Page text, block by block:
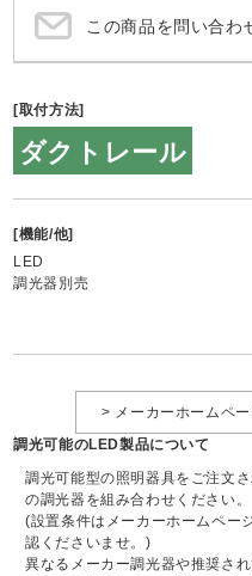
この商品を問い合わ
[取付方法]
ダクトレール
[機能/他]
LED
調光器別売
> メーカーホームペー
調光可能のLED製品について
調光可能型の照明器具をご注文
の調光器を組み合わせください。
(設置条件はメーカーホームペー
認くださいませ。)
異なるメーカー調光器や推奨さ